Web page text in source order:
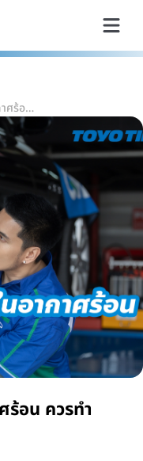
ยางมีปัญหากลางทางในอากาศร้อน ควรทำอย่างไรให้ปลอดภัย
ร้อน ควรทำ